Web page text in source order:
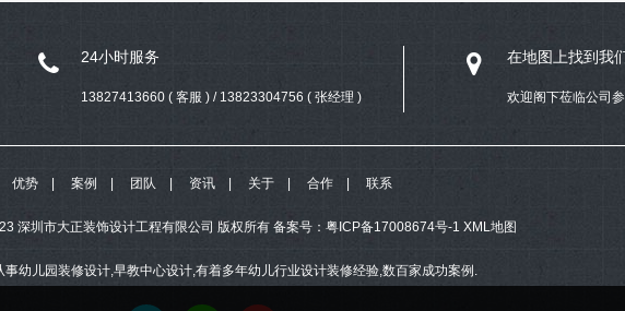
24小时服务
13827413660 ( 客服 ) / 13823304756 ( 张经理 )
在地图上找到我
欢迎阁下莅临公司参
优势 案例 团队 资讯 关于 合作 联系
深圳市大正装饰设计工程有限公司 版权所有 备案号： 粤ICP备17008674号-1 XML地图
事幼儿园装修设计,早教中心设计,有着多年幼儿行业设计装修经验,数百家成功案例.